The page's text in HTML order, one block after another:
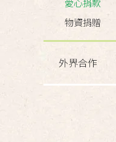
愛心捐款
物資捐贈
外界合作